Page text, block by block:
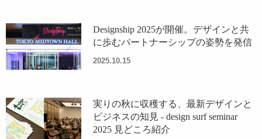
Designship 2025が開催。デザインと共
に歩むパートナーシップの姿勢を発信
2025.10.15
実りの秋に収穫する、最新デザインと
ビジネスの知見 - design surf seminar
2025 見どころ紹介